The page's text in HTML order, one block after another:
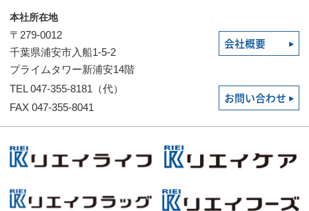
本社所在地
〒279-0012
千葉県浦安市入船1-5-2
プライムタワー新浦安14階
会社概要
TEL 047-355-8181（代）
FAX 047-355-8041
お問い合わせ